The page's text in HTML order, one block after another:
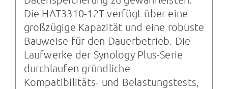
Die HAT3310-12T verfügt über eine
großzügige Kapazität und eine robuste
Bauweise für den Dauerbetrieb. Die
Laufwerke der Synology Plus-Serie
durchlaufen gründliche
Kompatibilitäts- und Belastungstests,